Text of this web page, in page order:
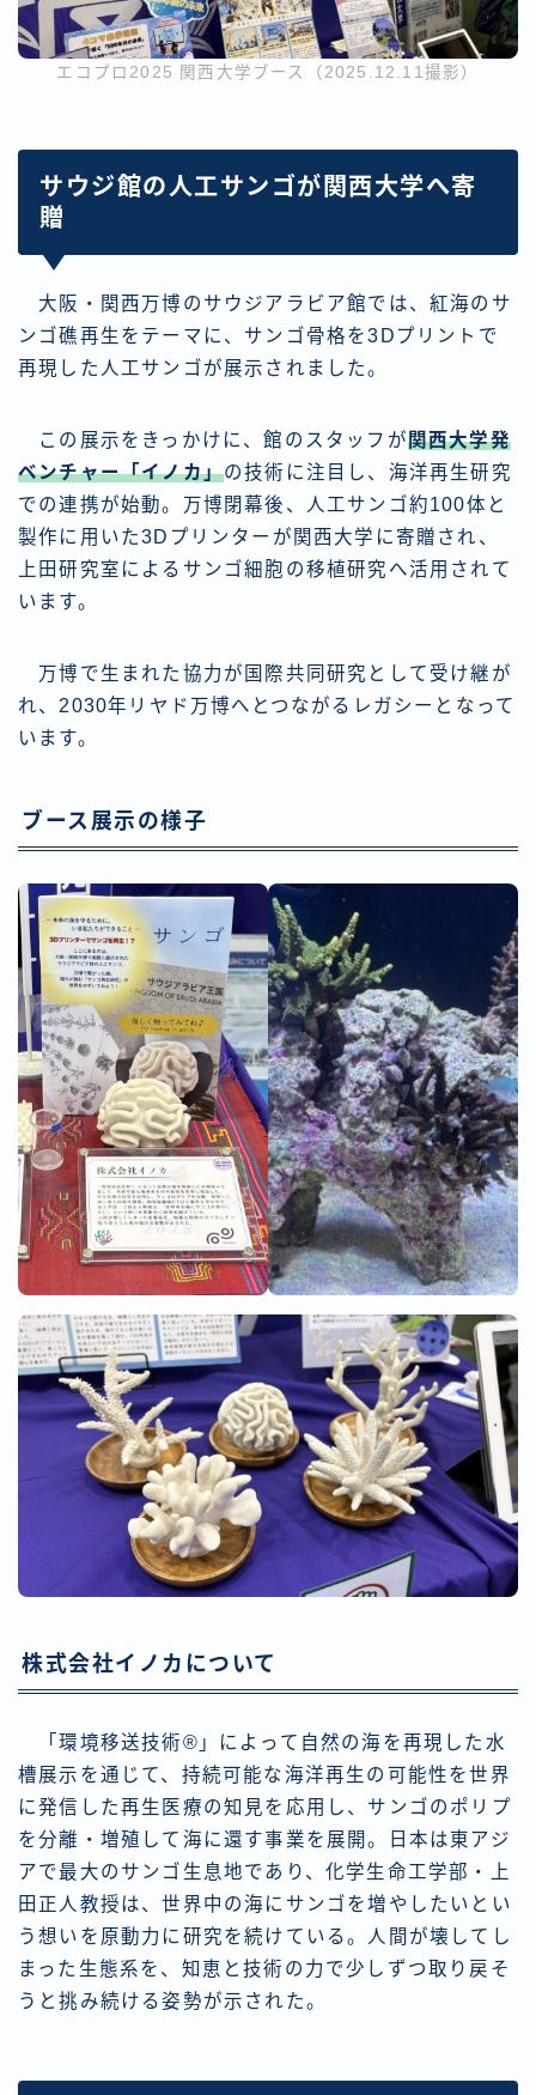
エコプロ2025 関西大学ブース（2025.12.11撮影）
サウジ館の人工サンゴが関西大学へ寄
贈
大阪・関西万博のサウジアラビア館では、紅海のサ
ンゴ礁再生をテーマに、サンゴ骨格を3Dプリントで
再現した人工サンゴが展示されました。
この展示をきっかけに、館のスタッフが関西大学発
ベンチャー「イノカ」の技術に注目し、海洋再生研究
での連携が始動。万博閉幕後、人工サンゴ約100体と
製作に用いた3Dプリンターが関西大学に寄贈され、
上田研究室によるサンゴ細胞の移植研究へ活用されて
います。
万博で生まれた協力が国際共同研究として受け継が
れ、2030年リヤド万博へとつながるレガシーとなって
います。
ブース展示の様子
株式会社イノカについて
「環境移送技術®」によって自然の海を再現した水
槽展示を通じて、持続可能な海洋再生の可能性を世界
に発信した再生医療の知見を応用し、サンゴのポリプ
を分離・増殖して海に還す事業を展開。日本は東アジ
アで最大のサンゴ生息地であり、化学生命工学部・上
田正人教授は、世界中の海にサンゴを増やしたいとい
う想いを原動力に研究を続けている。人間が壊してし
まった生態系を、知恵と技術の力で少しずつ取り戻そ
うと挑み続ける姿勢が示された。